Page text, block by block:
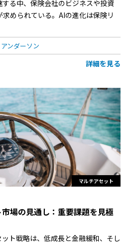
る中、保険会社のビジネスや投資
められている。AIの進化は保険リ
ンダーソン
詳細を見る
マルチアセット
場の見通し：重要課題を見極
ト戦略は、低成長と金融緩和、そし